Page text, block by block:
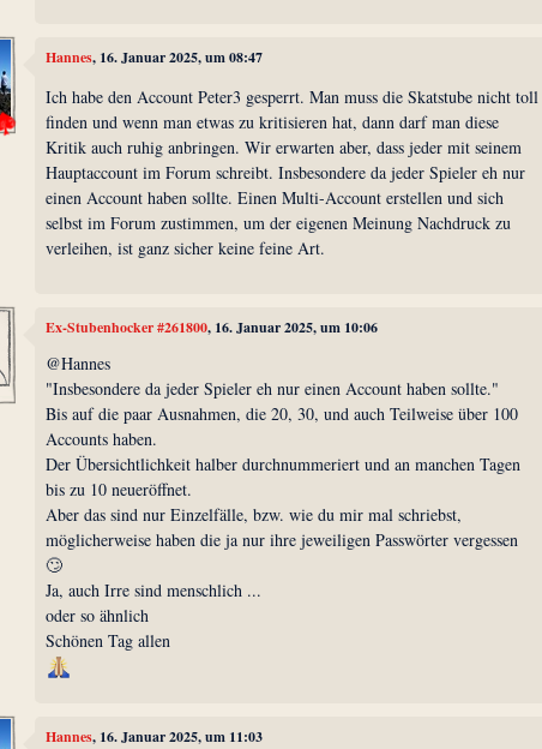
Hannes, 16. Januar 2025, um 08:47
Ich habe den Account Peter3 gesperrt. Man muss die Skatstube nicht toll
finden und wenn man etwas zu kritisieren hat, dann darf man diese
Kritik auch ruhig anbringen. Wir erwarten aber, dass jeder mit seinem
Hauptaccount im Forum schreibt. Insbesondere da jeder Spieler eh nur
einen Account haben sollte. Einen Multi-Account erstellen und sich
selbst im Forum zustimmen, um der eigenen Meinung Nachdruck zu
verleihen, ist ganz sicher keine feine Art.
Ex-Stubenhocker #261800, 16. Januar 2025, um 10:06
@Hannes
"Insbesondere da jeder Spieler eh nur einen Account haben sollte."
Bis auf die paar Ausnahmen, die 20, 30, und auch Teilweise über 100
Accounts haben.
Der Übersichtlichkeit halber durchnummeriert und an manchen Tagen
bis zu 10 neueröffnet.
Aber das sind nur Einzelfälle, bzw. wie du mir mal schriebst,
möglicherweise haben die ja nur ihre jeweiligen Passwörter vergessen
🙄
Ja, auch Irre sind menschlich ...
oder so ähnlich
Schönen Tag allen
Hannes, 16. Januar 2025, um 11:03